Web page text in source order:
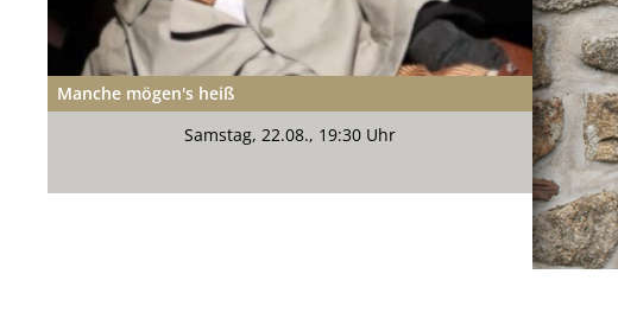
Manche mögen's heiß
Samstag, 22.08., 19:30 Uhr